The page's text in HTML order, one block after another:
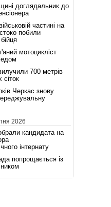
доглядальник до
частині на
побили
мотоцикліст
700 метрів
сіток
Черкас знову
2026
кандидата на
інтернату
попрощається із